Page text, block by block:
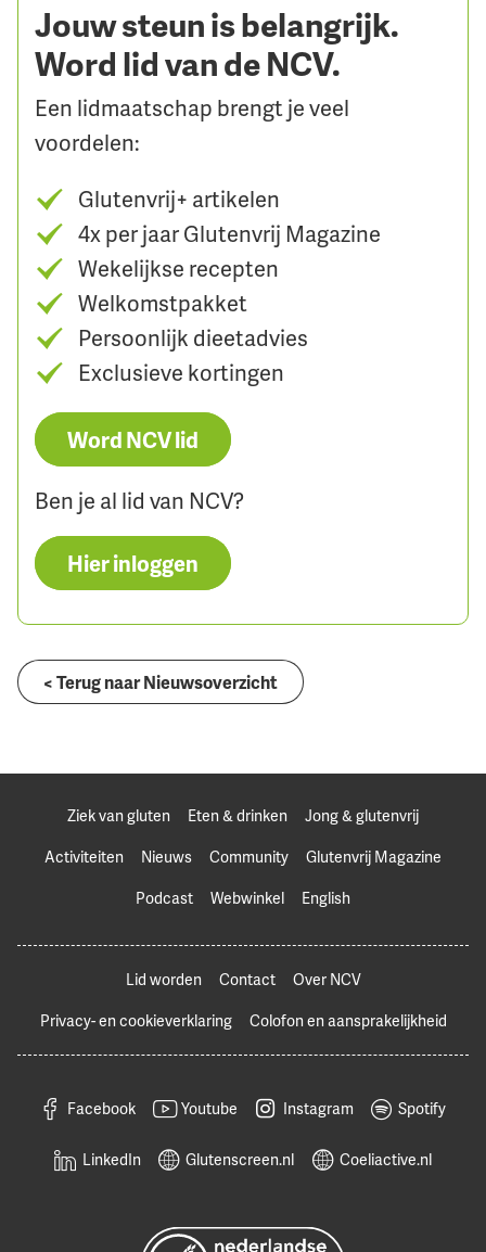
Jouw steun is belangrijk.
Word lid van de NCV.
Een lidmaatschap brengt je veel
voordelen:
Glutenvrij+ artikelen
4x per jaar Glutenvrij Magazine
Wekelijkse recepten
Welkomstpakket
Persoonlijk dieetadvies
Exclusieve kortingen
Word NCV lid
Ben je al lid van NCV?
Hier inloggen
< Terug naar Nieuwsoverzicht
Ziek van gluten Eten & drinken
Jong & glutenvrij
Activiteiten
Nieuws Community
Glutenvrij Magazine
Podcast
Webwinkel English
Lid worden Contact
Over NCV
Privacy- en cookieverklaring
Colofon en aansprakelijkheid
Facebook Youtube Instagram Spotify
LinkedIn Glutenscreen.nl Coeliactive.nl